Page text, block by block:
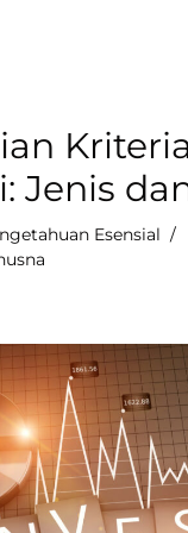
Kriteria
Jenis
Esensial